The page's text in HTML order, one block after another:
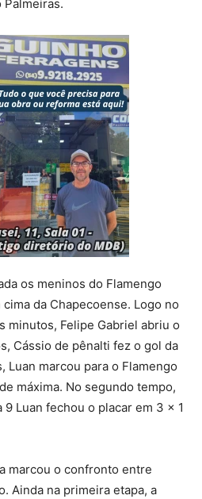
Palmeiras.
os meninos do Flamengo
da Chapecoense. Logo no
minutos, Felipe Gabriel abriu o
Cássio de pênalti fez o gol da
Luan marcou para o Flamengo
máxima. No segundo tempo,
9 Luan fechou o placar em 3 x 1
marcou o confronto entre
Ainda na primeira etapa, a